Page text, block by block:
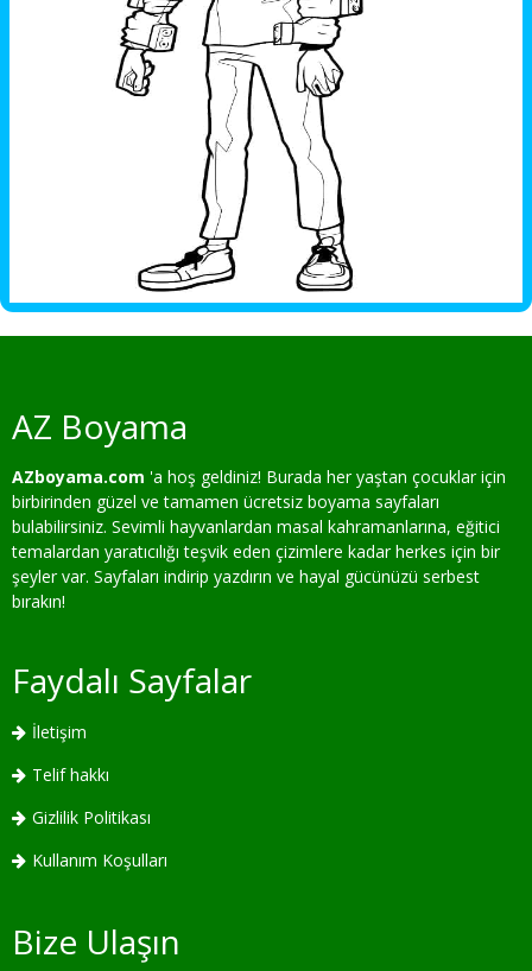
AZ Boyama
AZboyama.com 'a hoş geldiniz! Burada her yaştan çocuklar için
birbirinden güzel ve tamamen ücretsiz boyama sayfaları
bulabilirsiniz. Sevimli hayvanlardan masal kahramanlarına, eğitici
temalardan yaratıcılığı teşvik eden çizimlere kadar herkes için bir
şeyler var. Sayfaları indirip yazdırın ve hayal gücünüzü serbest
bırakın!
Faydalı Sayfalar
İletişim
Telif hakkı
Gizlilik Politikası
Kullanım Koşulları
Bize Ulaşın